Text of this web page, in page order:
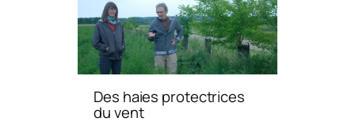
Des haies protectrices
du vent